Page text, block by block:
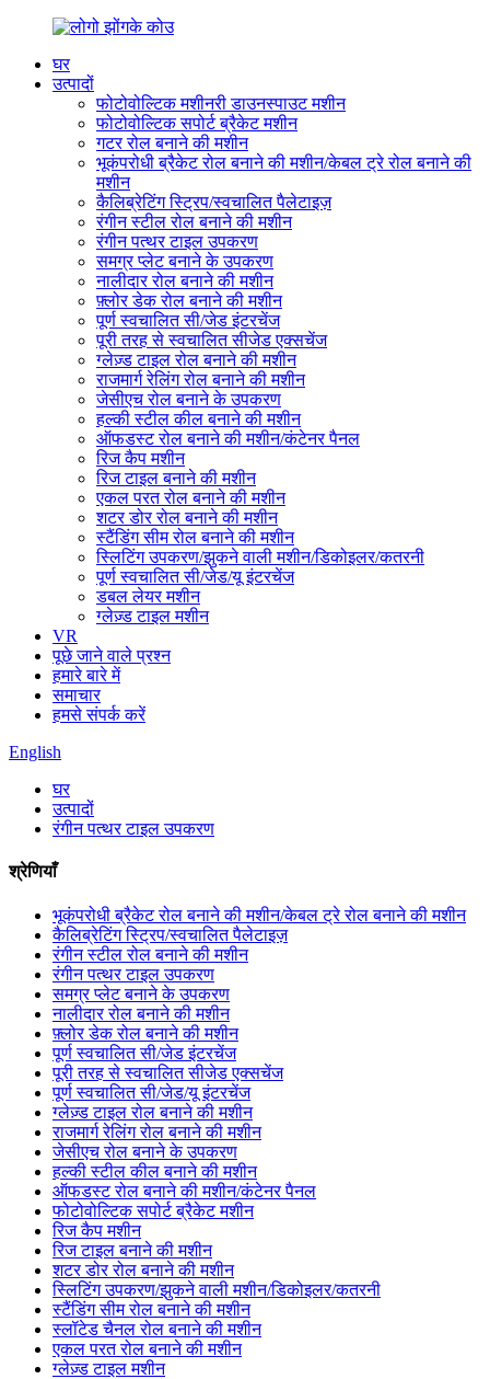
घर
उत्पादों
फोटोवोल्टिक मशीनरी डाउनस्पाउट मशीन
फोटोवोल्टिक सपोर्ट ब्रैकेट मशीन
गटर रोल बनाने की मशीन
भूकंपरोधी ब्रैकेट रोल बनाने की मशीन/केबल ट्रे रोल बनाने की
मशीन
कैलिब्रेटिंग स्ट्रिप/स्वचालित पैलेटाइज़
रंगीन स्टील रोल बनाने की मशीन
रंगीन पत्थर टाइल उपकरण
समग्र प्लेट बनाने के उपकरण
नालीदार रोल बनाने की मशीन
फ़्लोर डेक रोल बनाने की मशीन
पूर्ण स्वचालित सी/जेड इंटरचेंज
पूरी तरह से स्वचालित सीजेड एक्सचेंज
ग्लेज़्ड टाइल रोल बनाने की मशीन
राजमार्ग रेलिंग रोल बनाने की मशीन
जेसीएच रोल बनाने के उपकरण
हल्की स्टील कील बनाने की मशीन
ऑफडस्ट रोल बनाने की मशीन/कंटेनर पैनल
रिज कैप मशीन
रिज टाइल बनाने की मशीन
एकल परत रोल बनाने की मशीन
शटर डोर रोल बनाने की मशीन
स्टैंडिंग सीम रोल बनाने की मशीन
स्लिटिंग उपकरण/झुकने वाली मशीन/डिकोइलर/कतरनी
पूर्ण स्वचालित सी/जेड/यू इंटरचेंज
डबल लेयर मशीन
ग्लेज़्ड टाइल मशीन
VR
पूछे जाने वाले प्रश्न
हमारे बारे में
समाचार
हमसे संपर्क करें
English
घर
उत्पादों
रंगीन पत्थर टाइल उपकरण
श्रेणियाँ
भूकंपरोधी ब्रैकेट रोल बनाने की मशीन/केबल ट्रे रोल बनाने की मशीन
कैलिब्रेटिंग स्ट्रिप/स्वचालित पैलेटाइज़
रंगीन स्टील रोल बनाने की मशीन
रंगीन पत्थर टाइल उपकरण
समग्र प्लेट बनाने के उपकरण
नालीदार रोल बनाने की मशीन
फ़्लोर डेक रोल बनाने की मशीन
पूर्ण स्वचालित सी/जेड इंटरचेंज
पूरी तरह से स्वचालित सीजेड एक्सचेंज
पूर्ण स्वचालित सी/जेड/यू इंटरचेंज
ग्लेज़्ड टाइल रोल बनाने की मशीन
राजमार्ग रेलिंग रोल बनाने की मशीन
जेसीएच रोल बनाने के उपकरण
हल्की स्टील कील बनाने की मशीन
ऑफडस्ट रोल बनाने की मशीन/कंटेनर पैनल
फोटोवोल्टिक सपोर्ट ब्रैकेट मशीन
रिज कैप मशीन
रिज टाइल बनाने की मशीन
शटर डोर रोल बनाने की मशीन
स्लिटिंग उपकरण/झुकने वाली मशीन/डिकोइलर/कतरनी
स्टैंडिंग सीम रोल बनाने की मशीन
स्लॉटेड चैनल रोल बनाने की मशीन
एकल परत रोल बनाने की मशीन
ग्लेज़्ड टाइल मशीन